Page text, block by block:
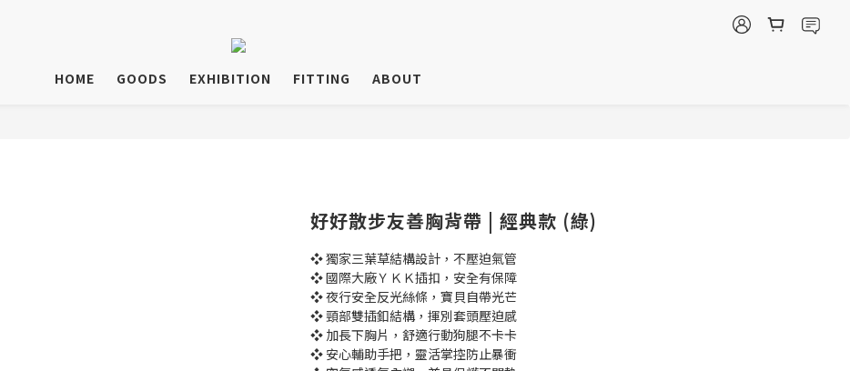
HOME GOODS EXHIBITION FITTING ABOUT
好好散步友善胸背帶 | 經典款 (綠)
❖ 獨家三葉草結構設計，不壓迫氣管
❖ 國際大廠ＹＫＫ插扣，安全有保障
❖ 夜行安全反光絲條，寶貝自帶光芒
❖ 頸部雙插釦結構，揮別套頭壓迫感
❖ 加長下胸片，舒適行動狗腿不卡卡
❖ 安心輔助手把，靈活掌控防止暴衝
立即購買